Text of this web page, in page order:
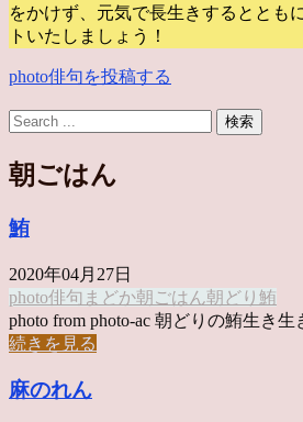
をかけず、元気で長生きするととも
トいたしましょう！
photo俳句を投稿する
朝ごはん
鮪
2020年04月27日
photo俳句 まどか朝ごはん朝どり 鮪
photo from photo-ac 朝どりの鮪生き生
続きを見る
麻のれん